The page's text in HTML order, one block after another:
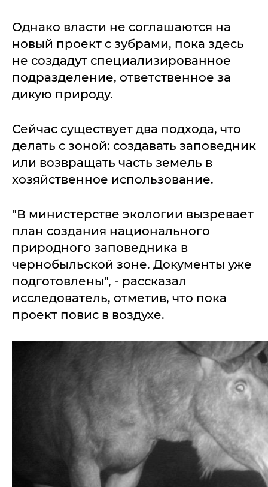
Однако власти не соглашаются на
новый проект с зубрами, пока здесь
не создадут специализированное
подразделение, ответственное за
дикую природу.
Сейчас существует два подхода, что
делать с зоной: создавать заповедник
или возвращать часть земель в
хозяйственное использование.
"В министерстве экологии вызревает
план создания национального
природного заповедника в
чернобыльской зоне. Документы уже
подготовлены", - рассказал
исследователь, отметив, что пока
проект повис в воздухе.